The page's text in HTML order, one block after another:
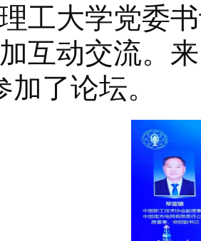
工大学党委
互动交流。
了论坛。